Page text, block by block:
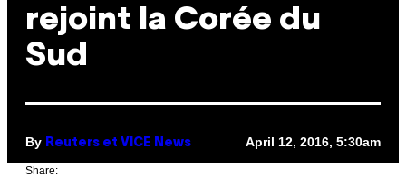
rejoint la Corée du
Sud
By Reuters et VICE News April 12, 2016, 5:30am
Share: